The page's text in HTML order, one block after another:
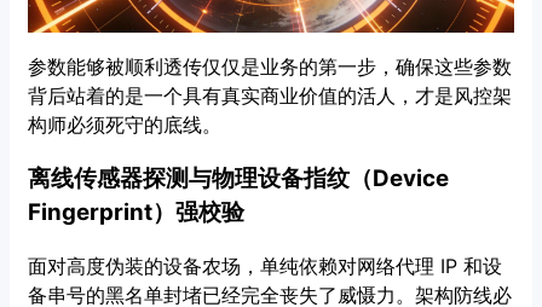
参数能够被顺利透传仅仅是业务的第一步，确保这些参数
背后站着的是一个具有真实商业价值的活人，才是风控架
构师必须死守的底线。
离线传感器探测与物理设备指纹（Device
Fingerprint）强校验
面对高度伪装的设备农场，单纯依赖对网络代理 IP 和设
备串号的黑名单封堵已经完全丧失了威慑力。架构防线必